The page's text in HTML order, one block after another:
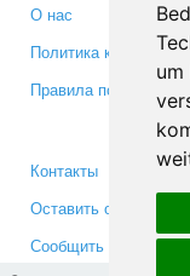
um
О нас
Политика
Правила пользования
Контакты
Оставить отзыв
Сообщить об ошибке